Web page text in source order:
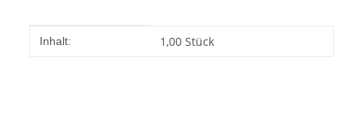
Produkteigenschaft
Wert
Inhalt: 1,00 Stück